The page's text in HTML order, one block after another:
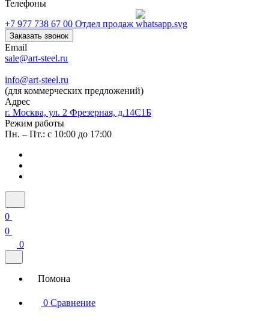
Телефоны
+7 977 738 67 00 Отдел продаж
Заказать звонок
Email
sale@art-steel.ru
info@art-steel.ru
(для коммерческих предложений)
Адрес
г. Москва, ул. 2 Фрезерная, д.14С1Б
Режим работы
Пн. – Пт.: с 10:00 до 17:00
0
0
0
Помона
0 Сравнение